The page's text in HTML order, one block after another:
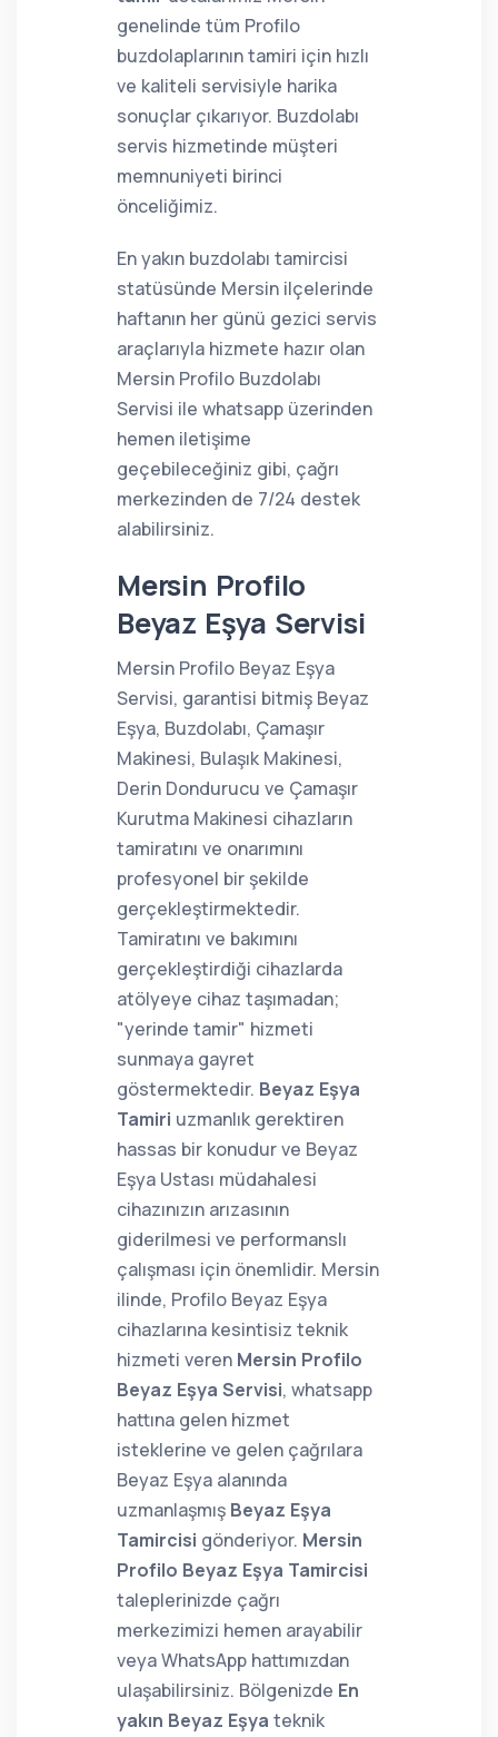
genelinde tüm Profilo
buzdolaplarının tamiri için hızlı
ve kaliteli servisiyle harika
sonuçlar çıkarıyor. Buzdolabı
servis hizmetinde müşteri
memnuniyeti birinci
önceliğimiz.
En yakın buzdolabı tamircisi
statüsünde Mersin ilçelerinde
haftanın her günü gezici servis
araçlarıyla hizmete hazır olan
Mersin Profilo Buzdolabı
Servisi ile whatsapp üzerinden
hemen iletişime
geçebileceğiniz gibi, çağrı
merkezinden de 7/24 destek
alabilirsiniz.
Mersin Profilo
Beyaz Eşya Servisi
Mersin Profilo Beyaz Eşya
Servisi, garantisi bitmiş Beyaz
Eşya, Buzdolabı, Çamaşır
Makinesi, Bulaşık Makinesi,
Derin Dondurucu ve Çamaşır
Kurutma Makinesi cihazların
tamiratını ve onarımını
profesyonel bir şekilde
gerçekleştirmektedir.
Tamiratını ve bakımını
gerçekleştirdiği cihazlarda
atölyeye cihaz taşımadan;
"yerinde tamir" hizmeti
sunmaya gayret
göstermektedir. Beyaz Eşya
Tamiri uzmanlık gerektiren
hassas bir konudur ve Beyaz
Eşya Ustası müdahalesi
cihazınızın arızasının
giderilmesi ve performanslı
çalışması için önemlidir. Mersin
ilinde, Profilo Beyaz Eşya
cihazlarına kesintisiz teknik
hizmeti veren Mersin Profilo
Beyaz Eşya Servisi, whatsapp
hattına gelen hizmet
isteklerine ve gelen çağrılara
Beyaz Eşya alanında
uzmanlaşmış Beyaz Eşya
Tamircisi gönderiyor. Mersin
Profilo Beyaz Eşya Tamircisi
taleplerinizde çağrı
merkezimizi hemen arayabilir
veya WhatsApp hattımızdan
ulaşabilirsiniz. Bölgenizde En
yakın Beyaz Eşya teknik